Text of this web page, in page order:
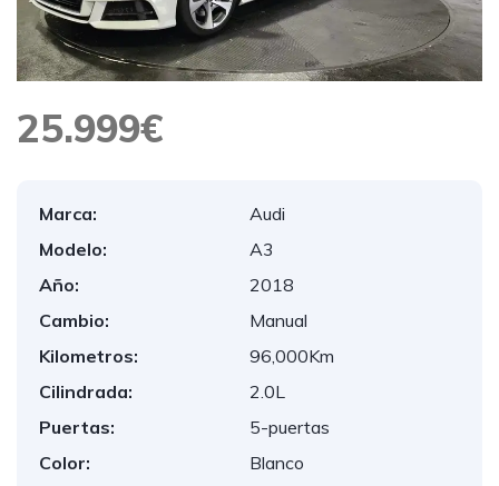
25.999€
Marca:
Audi
Modelo:
A3
Año:
2018
Cambio:
Manual
Kilometros:
96,000Km
Cilindrada:
2.0L
Puertas:
5-puertas
Color:
Blanco